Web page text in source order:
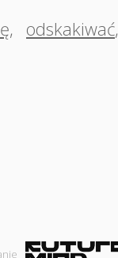
, odskakiwać,